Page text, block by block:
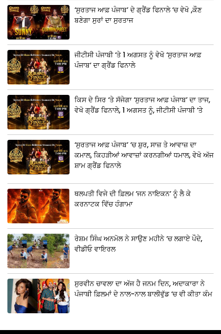
‘ਸੁਰਤਾਜ ਆਫ਼ ਪੰਜਾਬ’ ਦੇ ਗ੍ਰੈਂਡ ਫਿਨਾਲੇ ‘ਚ ਵੇਖੋ ,ਕੌਣ
ਬਣੇਗਾ ਸੁਰਾਂ ਦਾ ਸੁਰਤਾਜ
ਜੀਟੀਸੀ ਪੰਜਾਬੀ ‘ਤੇ 1 ਅਗਸਤ ਨੂੰ ਵੇਖੋ ‘ਸੁਰਤਾਜ ਆਫ਼
ਪੰਜਾਬ’ ਦਾ ਗ੍ਰੈਂਡ ਫਿਨਾਲੇ
ਕਿਸ ਦੇ ਸਿਰ ‘ਤੇ ਸੱਜੇਗਾ ‘ਸੁਰਤਾਜ ਆਫ਼ ਪੰਜਾਬ’ ਦਾ ਤਾਜ,
ਵੇਖੋ ਗ੍ਰੈਂਡ ਫਿਨਾਲੇ, 1 ਅਗਸਤ ਨੂੰ, ਜੀਟੀਸੀ ਪੰਜਾਬੀ ‘ਤੇ
‘ਸੁਰਤਾਜ ਆਫ਼ ਪੰਜਾਬ’ ‘ਚ ਸ਼ੁਰ, ਸਾਜ਼ ਤੇ ਆਵਾਜ਼ ਦਾ
ਕਮਾਲ, ਕਿਹੜੀਆਂ ਆਵਾਜ਼ਾਂ ਕਰਨਗੀਆਂ ਧਮਾਲ, ਵੇਖੋ ਅੱਜ
ਸ਼ਾਮ ਗ੍ਰੈਂਡ ਫਿਨਾਲੇ
ਥਲਪਤੀ ਵਿਜੇ ਦੀ ਫ਼ਿਲਮ ‘ਜਨ ਨਾਇਕਨ’ ਨੂੰ ਲੈ ਕੇ
ਕਰਨਾਟਕ ਵਿੱਚ ਹੰਗਾਮਾ
ਰੇਸ਼ਮ ਸਿੰਘ ਅਨਮੋਲ ਨੇ ਸਾਉਣ ਮਹੀਨੇ ‘ਚ ਲਗਾਏ ਪੌਦੇ,
ਵੀਡੀਓ ਵਾਇਰਲ
ਸੁਰਵੀਨ ਚਾਵਲਾ ਦਾ ਅੱਜ ਹੈ ਜਨਮ ਦਿਨ, ਅਦਾਕਾਰਾ ਨੇ
ਪੰਜਾਬੀ ਫ਼ਿਲਮਾਂ ਦੇ ਨਾਲ-ਨਾਲ ਬਾਲੀਵੁੱਡ ‘ਚ ਵੀ ਕੀਤਾ ਕੰਮ